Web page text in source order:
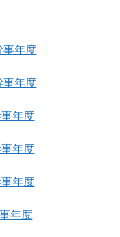
年度
年度
年度
年度
年度
年度